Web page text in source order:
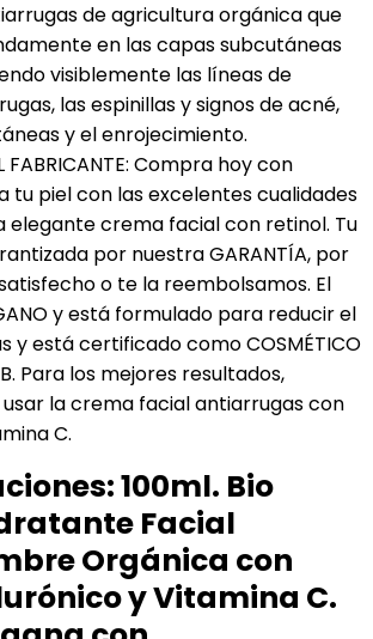
de agricultura orgánica que
en las capas subcutáneas
visiblemente las líneas de
las espinillas y signos de acné,
y el enrojecimiento.
FABRICANTE: Compra hoy con
tu piel con las excelentes cualidades
elegante crema facial con retinol. Tu
por nuestra GARANTÍA, por
o te la reembolsamos. El
y está formulado para reducir el
y está certificado como COSMÉTICO
Para los mejores resultados,
la crema facial antiarrugas con
C.
100ml. Bio
Facial
Orgánica con
y Vitamina C.